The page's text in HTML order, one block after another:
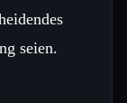
seien.